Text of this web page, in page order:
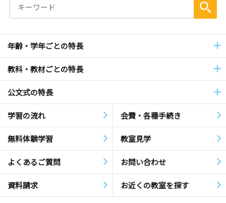
年齢・学年ごとの特長
教科・教材ごとの特長
公文式の特長
学習の流れ 会費・各種手続き
無料体験学習 教室見学
よくあるご質問 お問い合わせ
資料請求 お近くの教室を探す